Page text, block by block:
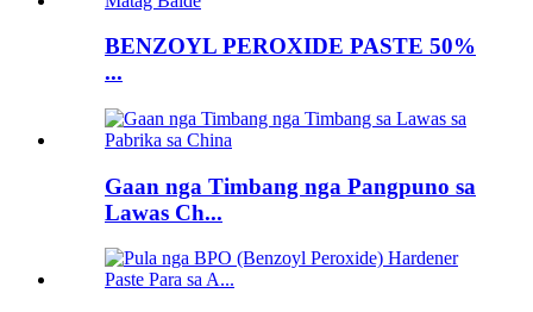
BENZOYL PEROXIDE PASTE 50%
...
Gaan nga Timbang nga Pangpuno sa
Lawas Ch...